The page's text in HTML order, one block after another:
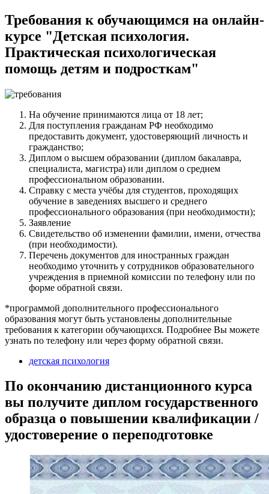
Требования к обучающимся на онлайн-
курсе "Детская психология.
Практическая психологическая
помощь детям и подросткам"
На обучение принимаются лица от 18 лет;
Для поступления гражданам РФ необходимо
предоставить документ, удостоверяющий личность и
гражданство;
Диплом о высшем образовании (диплом бакалавра,
специалиста, магистра) или диплом о среднем
профессиональном образовании.
Справку с места учёбы для студентов, проходящих
обучение в заведениях высшего и среднего
профессионального образования (при необходимости);
Заявление
Свидетельство об изменении фамилии, имени, отчества
(при необходимости).
Перечень документов для иностранных граждан
необходимо уточнить у сотрудников образовательного
учреждения в приемной комиссии по телефону или по
форме обратной связи.
*программой дополнительного профессионального
образования могут быть установлены дополнительные
требования к категории обучающихся. Подробнее Вы можете
узнать по телефону или через форму обратной связи.
детская психология
По окончанию дистанционного курса
вы получите диплом государственного
образца о повышении квалификации /
удостоверение о переподготовке